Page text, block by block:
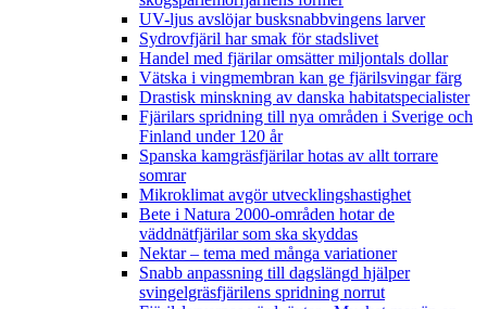
UV-ljus avslöjar busksnabbvingens larver
Sydrovfjäril har smak för stadslivet
Handel med fjärilar omsätter miljontals dollar
Vätska i vingmembran kan ge fjärilsvingar färg
Drastisk minskning av danska habitatspecialister
Fjärilars spridning till nya områden i Sverige och
Finland under 120 år
Spanska kamgräsfjärilar hotas av allt torrare
somrar
Mikroklimat avgör utvecklingshastighet
Bete i Natura 2000-områden hotar de
väddnätfjärilar som ska skyddas
Nektar – tema med många variationer
Snabb anpassning till dagslängd hjälper
svingelgräsfjärilens spridning norrut